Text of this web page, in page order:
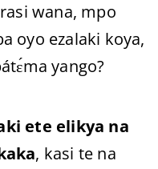
wana, mpo
oyo ezalaki koya,
yango?
ete elikya na
, kasi te na